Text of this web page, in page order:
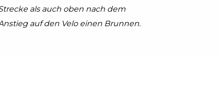
als auch oben nach dem
auf den Velo einen Brunnen.